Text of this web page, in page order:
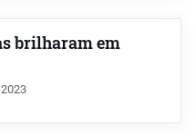
brilharam em